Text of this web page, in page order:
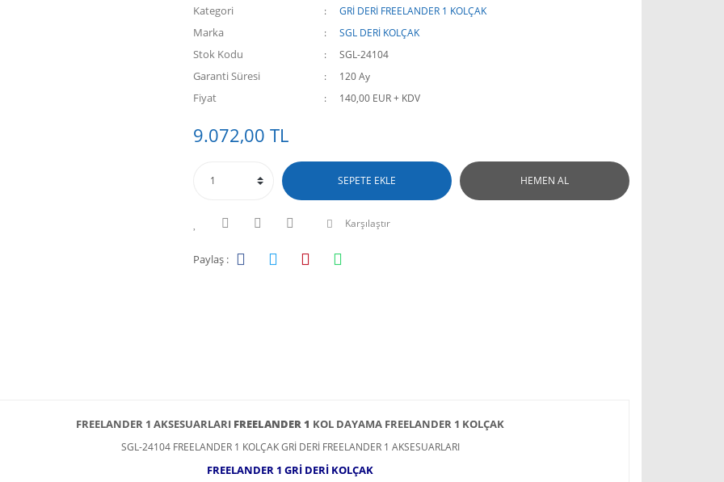
Kategori GRİ DERİ FREELANDER 1 KOLÇAK
Marka SGL DERİ KOLÇAK
Stok Kodu SGL-24104
Garanti Süresi 120 Ay
Fiyat 140,00 EUR + KDV
9.072,00 TL
SEPETE EKLE HEMEN AL
Karşılaştır
Paylaş :
FREELANDER 1 AKSESUARLARI FREELANDER 1 KOL DAYAMA FREELANDER 1 KOLÇAK
SGL-24104 FREELANDER 1 KOLÇAK GRİ DERİ FREELANDER 1 AKSESUARLARI
FREELANDER 1 GRİ DERİ KOLÇAK